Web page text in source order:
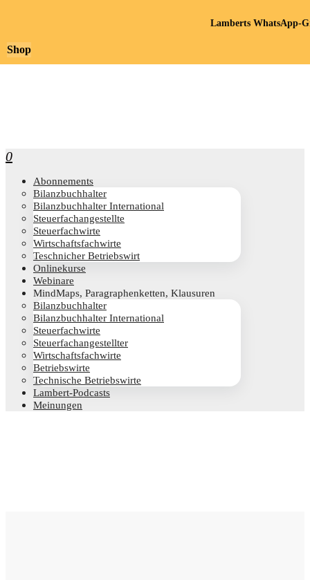
0
Abon­ne­ments
Bilanz­buch­hal­ter
Bilanz­buch­hal­ter International
Steu­er­fach­an­ge­stell­te
Steu­er­fach­wir­te
Wirt­schafts­fach­wir­te
Teschni­cher Betriebswirt
Online­kur­se
Web­i­na­re
Mind­Maps, Para­gra­phen­ket­ten, Klausuren
Bilanz­buch­hal­ter
Bilanz­buch­hal­ter International
Steu­er­fach­wir­te
Steu­er­fach­an­ge­stell­ter
Wirt­schafts­fach­wir­te
Betriebs­wir­te
Tech­ni­sche Betriebswirte
Lam­­bert-Pod­­casts
Mei­nun­gen
Shop
Lamberts WhatsApp-